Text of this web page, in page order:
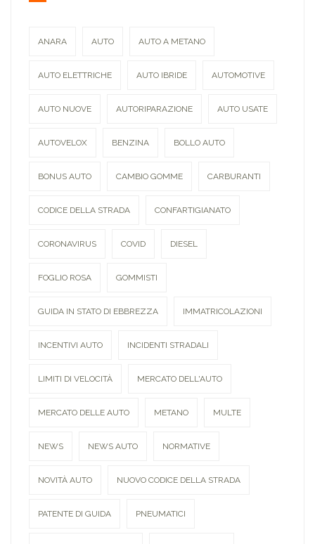
ANARA AUTO AUTO A METANO
AUTO ELETTRICHE AUTO IBRIDE AUTOMOTIVE
AUTO NUOVE AUTORIPARAZIONE AUTO USATE
AUTOVELOX BENZINA BOLLO AUTO
BONUS AUTO CAMBIO GOMME CARBURANTI
CODICE DELLA STRADA CONFARTIGIANATO
CORONAVIRUS COVID DIESEL
FOGLIO ROSA GOMMISTI
GUIDA IN STATO DI EBBREZZA IMMATRICOLAZIONI
INCENTIVI AUTO INCIDENTI STRADALI
LIMITI DI VELOCITÀ MERCATO DELL'AUTO
MERCATO DELLE AUTO METANO MULTE
NEWS NEWS AUTO NORMATIVE
NOVITÀ AUTO NUOVO CODICE DELLA STRADA
PATENTE DI GUIDA PNEUMATICI